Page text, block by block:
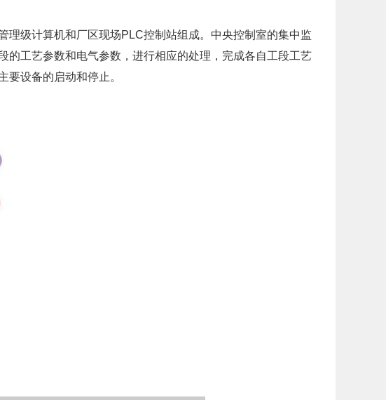
理级计算机和厂区现场PLC控制站组成。中央控制室的集中监
工艺参数和电气参数，进行相应的处理，完成各自工段工艺
设备的启动和停止。